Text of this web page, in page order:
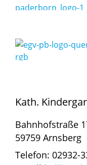
Kath.
Bahnhofstraße
59759 Arnsberg
Telefon: 02932-